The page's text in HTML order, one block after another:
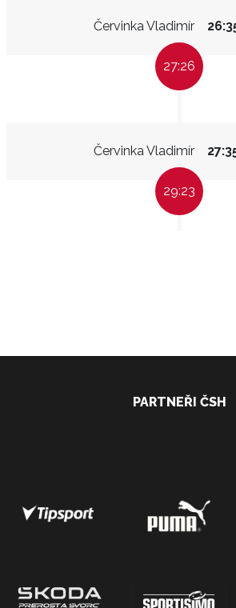
Červinka Vladimír
27:26
Červinka Vladimír
29:23
PARTNEŘI ČSH